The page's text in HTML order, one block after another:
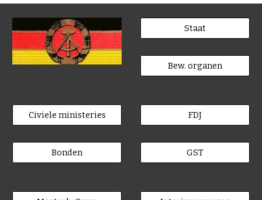
Staat
Bew. organen
Civiele ministeries
Bonden
FDJ
GST